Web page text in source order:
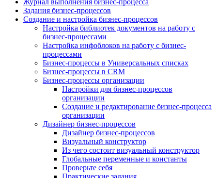
Журнал выполнения бизнес-процесса
Задания бизнес-процессов
Создание и настройка бизнес-процессов
Настройка библиотек документов на работу с
бизнес-процессами
Настройка инфоблоков на работу с бизнес-
процессами
Бизнес-процессы в Универсальных списках
Бизнес-процессы в CRM
Бизнес-процессы организации
Настройки для бизнес-процессов
организации
Создание и редактирование бизнес-процесса
организации
Дизайнер бизнес-процессов
Дизайнер бизнес-процессов
Визуальный конструктор
Из чего состоит визуальный конструктор
Глобальные переменные и константы
Проверьте себя
Практические задания